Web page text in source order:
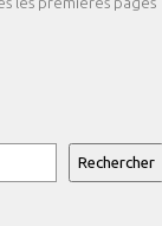
Rechercher